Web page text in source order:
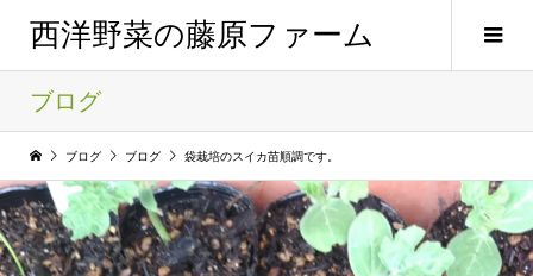
西洋野菜の藤原ファーム
ブログ
ブログ ブログ 袋栽培のスイカ苗順調です。